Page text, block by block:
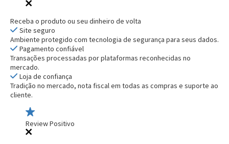
Receba o produto ou seu dinheiro de volta
Site seguro
Ambiente protegido com tecnologia de segurança para seus dados.
Pagamento confiável
Transações processadas por plataformas reconhecidas no
mercado.
Loja de confiança
Tradição no mercado, nota fiscal em todas as compras e suporte ao
cliente.
Review Positivo